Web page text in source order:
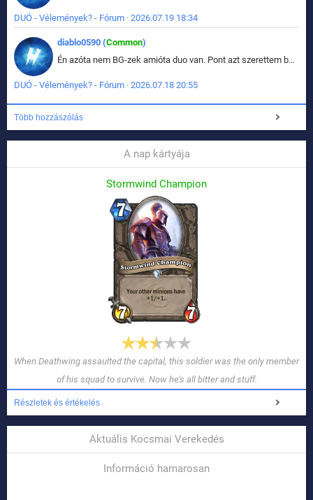
DUÓ - Vélemények? - Fórum · 2026.07.19 18:34
diablo0590 (Common)
Én azóta nem BG-zek amióta duo van. Pont azt szerettem benne, hogy rajtam múlik mi történik, nem pedig a társamon. Kérem vissza a régi BG-t :D
DUÓ - Vélemények? - Fórum · 2026.07.18 20:55
Több hozzászólás
A nap kártyája
Stormwind Champion
When Deathwing assaulted the capital, this soldier was the only member
of his squad to survive. Now he's all bitter and stuff.
Részletek és értékelés
Aktuális Kocsmai Verekedés
Információ hamarosan